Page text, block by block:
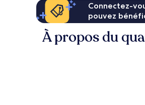
Connectez-
pouvez
À propos du